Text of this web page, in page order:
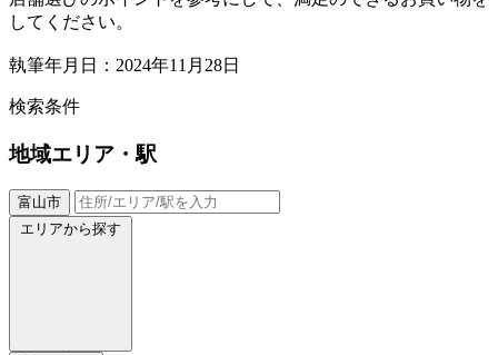
してください。
執筆年月日：2024年11月28日
検索条件
地域エリア・駅
富山市
エリアから探す